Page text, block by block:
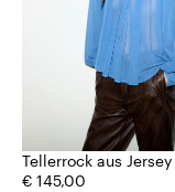
Tellerrock aus Jersey
€ 145,00